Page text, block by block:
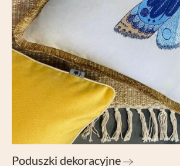
Poduszki dekoracyjne
Narzędzia Google
Korzystamy z Google Analytics, czyli narzędzia
gromadzenie, przeglądanie i analizę statystyk
użytkowników na naszej stronie. Kod śledzący Google
informacje na temat Twojej aktywności na naszej
Google wykorzystywane przy budowaniu Twojego
Ponadto, informacje z Google Analytics mogą być
ustawieniach kampanii reklamowych prowadzonych z
Google Ads. Jeżeli sobie tego nie życzysz, możesz
Facebook Pixel